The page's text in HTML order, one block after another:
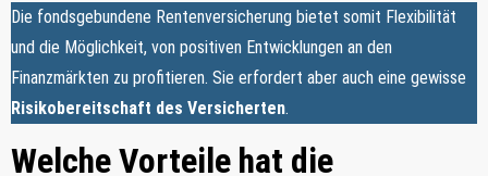
Die fondsgebundene Rentenversicherung bietet somit Flexibilität
und die Möglichkeit, von positiven Entwicklungen an den
Finanzmärkten zu profitieren. Sie erfordert aber auch eine gewisse
Risikobereitschaft des Versicherten.
Welche Vorteile hat die